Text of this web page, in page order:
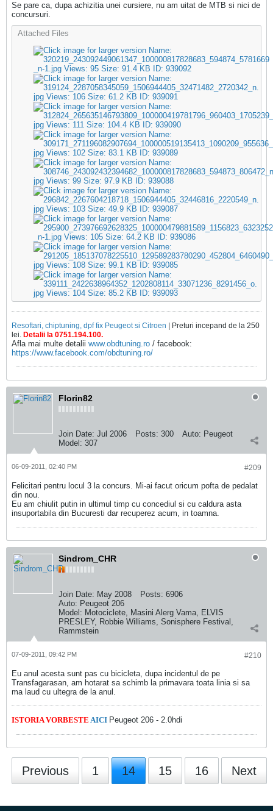
Se pare ca, dupa achizitia unei cursiere, nu am uitat de MTB si nici de
concursuri.
Attached Files
Resoftari, chiptuning, dpf fix Peugeot si Citroen | Preturi incepand de la 250
lei. Detalii la 0751.194.100.
Afla mai multe detalii www.obdtuning.ro / facebook:
https://www.facebook.com/obdtuning.ro/
Florin82
Join Date: Jul 2006 Posts: 300 Auto: Peugeot
Model: 307
#209
06-09-2011, 02:40 PM
Felicitari pentru locul 3 la concurs. Mi-ai facut oricum pofta de pedalat
din nou.
Eu am chiulit putin in ultimul timp cu concediul si cu caldura asta
insuportabila din Bucuresti dar recuperez acum, in toamna.
Sindrom_CHR
Join Date: May 2008 Posts: 6906
Auto: Peugeot 206
Model: Motociclete, Masini Alerg Vama, ELVIS
PRESLEY, Robbie Williams, Sonisphere Festival,
Rammstein
#210
07-09-2011, 09:42 PM
Eu anul acesta sunt pas cu bicicleta, dupa incidentul de pe
Transfagarasan, am hotarat sa schimb la primavara toata linia si sa
ma laud cu ultegra de la anul.
ISTORIA VORBESTE AICI Peugeot 206 - 2.0hdi
Previous 1 14 15 16 Next